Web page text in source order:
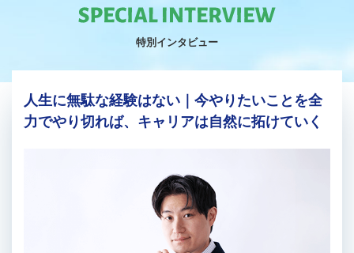
特別インタビュー
人生に無駄な経験はない｜今やりたいことを全
力でやり切れば、キャリアは自然に拓けていく